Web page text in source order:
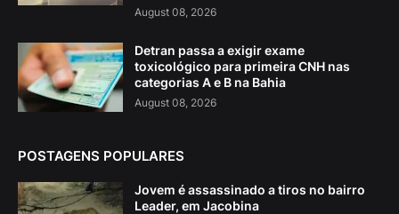
August 08, 2026
Detran passa a exigir exame
toxicológico para primeira CNH nas
categorias A e B na Bahia
August 08, 2026
POSTAGENS POPULARES
Jovem é assassinado a tiros no bairro
Leader, em Jacobina